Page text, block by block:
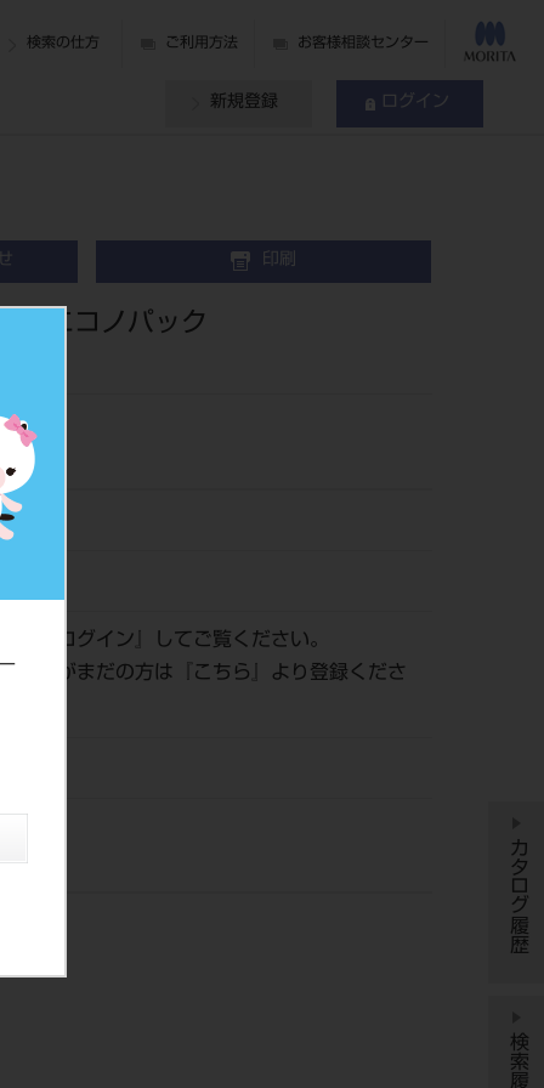
検索の仕方 ご利用方法 お客様相談センター
新規登録 ログイン
印刷
エコノパック
ログイン 』してご覧ください。
登録がまだの方は『
こちら 』より登録くださ
カタログ履歴
検索履歴